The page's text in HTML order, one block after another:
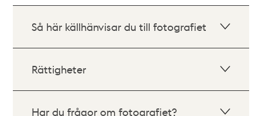
Så här källhänvisar du till fotografiet
Rättigheter
Har du frågor om fotografiet?